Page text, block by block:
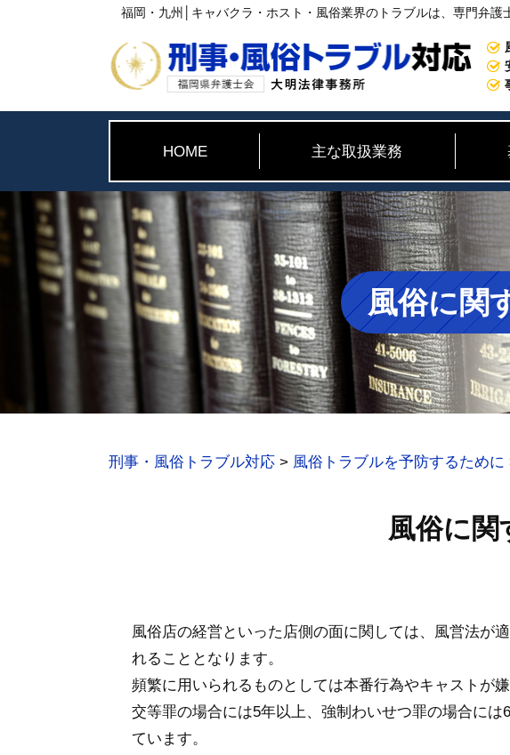
風俗に関
福岡・九州│キャバクラ・ホスト・風俗業界のトラブルは、専門弁護
HOME 主な取扱業務
刑事・風俗トラブル対応 > 風俗トラブルを予防するために
風俗に関
風俗店の経営といった店側の面に関しては、風営法が
れることとなります。
頻繁に用いられるものとしては本番行為やキャストが
交等罪の場合には5年以上、強制わいせつ罪の場合に
ています。